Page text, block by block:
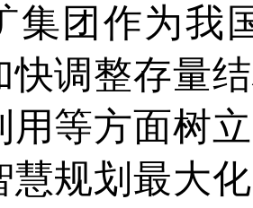
集团作为我
快调整存量
用等方面树
慧规划最大